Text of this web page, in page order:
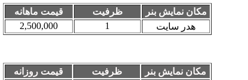
قيمت ماهانه ظرفیت
مکان نمایش بنر
2,500,000
1 هدر سایت
قيمت روزانه ظرفیت
مکان نمایش بنر